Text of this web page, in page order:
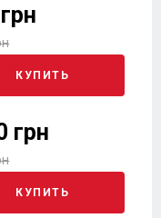
КУПИТЬ
грн
КУПИТЬ